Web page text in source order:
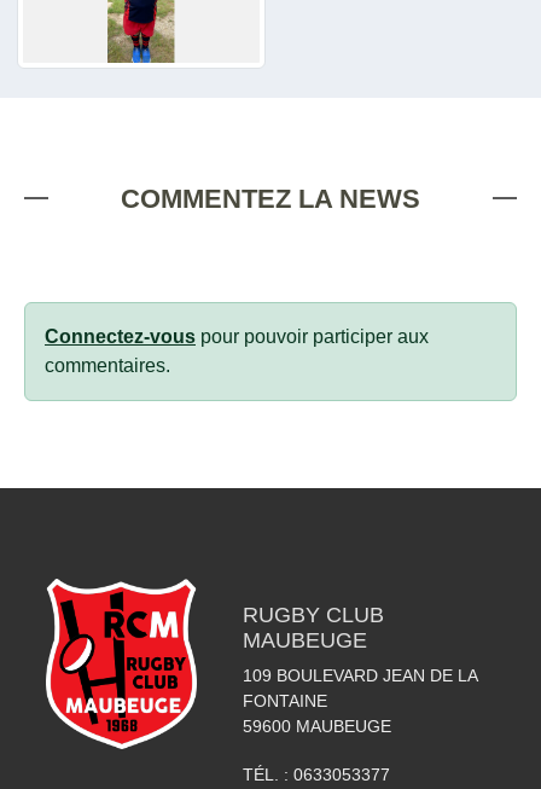
COMMENTEZ LA NEWS
Connectez-vous pour pouvoir participer aux
commentaires.
RUGBY CLUB
MAUBEUGE
109 BOULEVARD JEAN DE LA
FONTAINE
59600 MAUBEUGE
TÉL. : 0633053377